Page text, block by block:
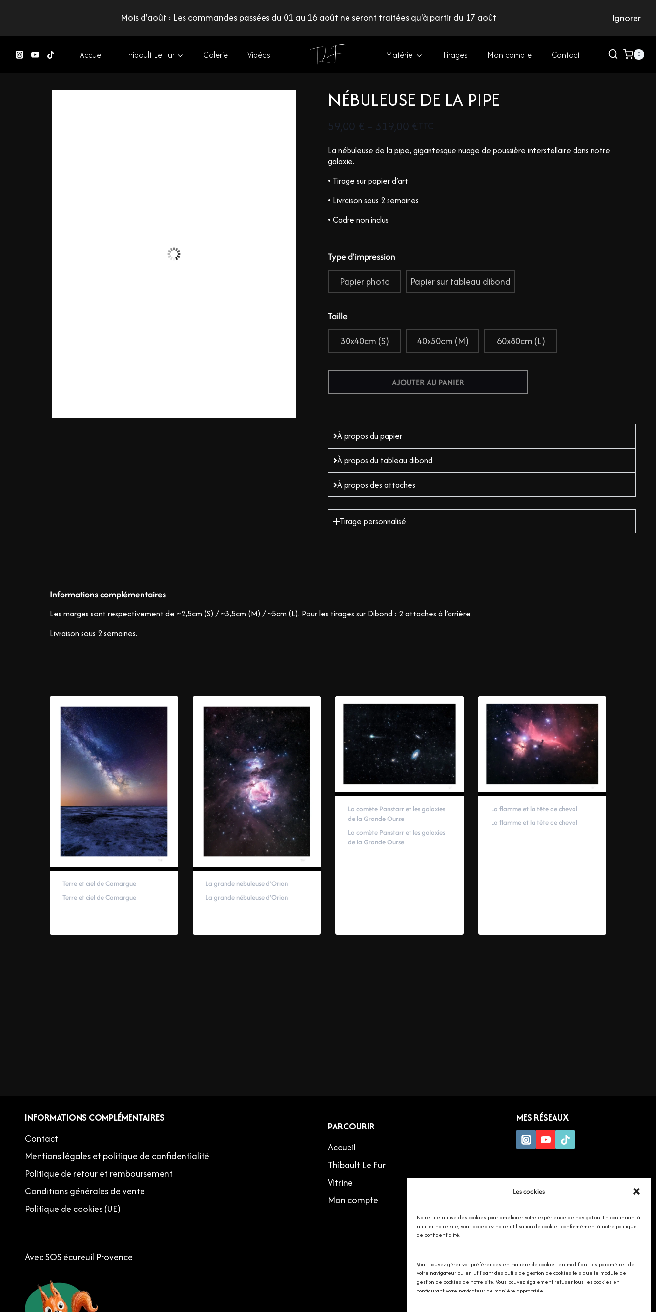
Les cookies
Notre site utilise des cookies pour améliorer votre expérience de navigation. En continuant à
utiliser notre site, vous acceptez notre utilisation de cookies conformément à notre politique
de confidentialité.
Vous pouvez gérer vos préférences en matière de cookies en modifiant les paramètres de
votre navigateur ou en utilisant des outils de gestion de cookies tels que le module de
gestion de cookies de notre site. Vous pouvez également refuser tous les cookies en
configurant votre navigateur de manière appropriée.
Mois d'août : Les commandes passées du 01 au 16 août ne seront traitées qu'à partir du 17 août Ignorer
Accueil Thibault Le Fur Galerie Vidéos Matériel Tirages Mon compte Contact 0
NÉBULEUSE DE LA PIPE
59,00 € – 319,00 €TTC
La nébuleuse de la pipe, gigantesque nuage de poussière interstellaire dans notre
galaxie.
• Tirage sur papier d’art
• Livraison sous 2 semaines
• Cadre non inclus
Type d'impression
Papier photo
Papier sur tableau dibond
Taille
30x40cm (S)
40x50cm (M) 60x80cm (L)
AJOUTER AU PANIER
À propos du papier
À propos du tableau dibond
À propos des attaches
Tirage personnalisé
Informations complémentaires
Les marges sont respectivement de ~2,5cm (S) / ~3,5cm (M) / ~5cm (L). Pour les tirages sur Dibond : 2 attaches à l’arrière.
Livraison sous 2 semaines.
Terre et ciel de Camargue
Terre et ciel de Camargue
La grande nébuleuse d’Orion
La grande nébuleuse d’Orion
La comète Panstarr et les galaxies
de la Grande Ourse
La comète Panstarr et les galaxies
de la Grande Ourse
La flamme et la tête de cheval
La flamme et la tête de cheval
INFORMATIONS COMPLÉMENTAIRES
Contact
Mentions légales et politique de confidentialité
Politique de retour et remboursement
Conditions générales de vente
Politique de cookies (UE)
PARCOURIR
Accueil
Thibault Le Fur
Vitrine
Mon compte
MES RÉSEAUX
Avec SOS écureuil Provence